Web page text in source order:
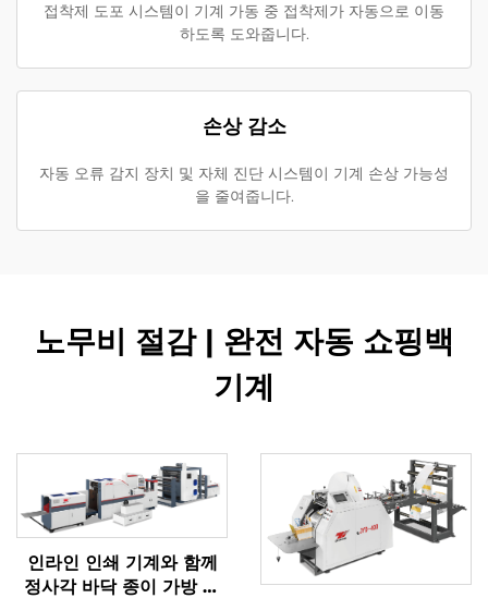
접착제 도포 시스템이 기계 가동 중 접착제가 자동으로 이동
하도록 도와줍니다.
손상 감소
자동 오류 감지 장치 및 자체 진단 시스템이 기계 손상 가능성
을 줄여줍니다.
노무비 절감 | 완전 자동 쇼핑백
기계
인라인 인쇄 기계와 함께
정사각 바닥 종이 가방 기